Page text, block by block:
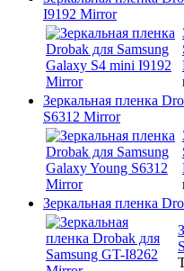
I9192 Mirror
Зеркальная пленка
S6312 Mirror
Зеркальная пленка